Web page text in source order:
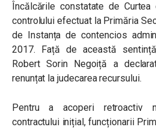
Încălcările constatate de
controlului efectuat la Primăria
de Instanța de contencios
2017. Față de această
Robert Sorin Negoiță a
renunțat la judecarea recursului.
Pentru a acoperi retroactiv
contractului inițial, funcționarii